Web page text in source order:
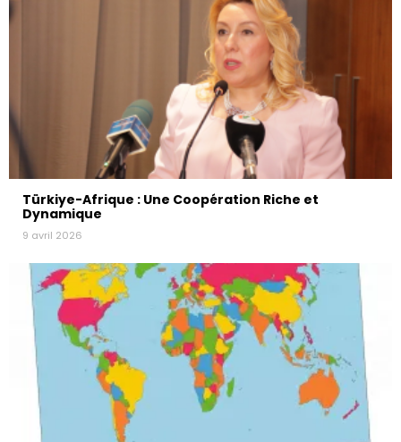
Türkiye-Afrique : Une Coopération Riche et
Dynamique
9 avril 2026